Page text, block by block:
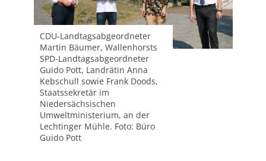
CDU-Landtagsabgeordneter
Martin Bäumer, Wallenhorsts
SPD-Landtagsabgeordneter
Guido Pott, Landrätin Anna
Kebschull sowie Frank Doods,
Staatssekretär im
Niedersächsischen
Umweltministerium, an der
Lechtinger Mühle. Foto: Büro
Guido Pott